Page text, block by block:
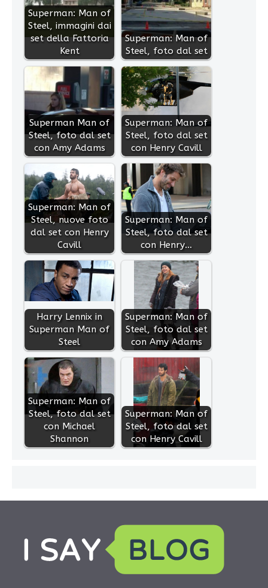
Superman: Man of
Steel, immagini dai
set della Fattoria
Kent
Superman: Man of
Steel, foto dal set
Superman Man of
Steel, foto dal set
con Amy Adams
Superman: Man of
Steel, foto dal set
con Henry Cavill
Superman: Man of
Steel, nuove foto
dal set con Henry
Cavill
Superman: Man of
Steel, foto dal set
con Henry…
Harry Lennix in
Superman Man of
Steel
Superman: Man of
Steel, foto dal set
con Amy Adams
Superman: Man of
Steel, foto dal set
con Michael
Shannon
Superman: Man of
Steel, foto dal set
con Henry Cavill